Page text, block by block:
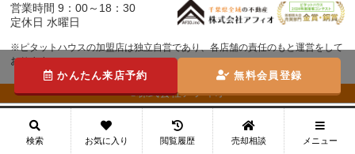
営業時間 9：00～18：30
定休日 水曜日
※ピタットハウスの加盟店は独立自営であり、各店舗の責任のもと運営をして
おります。
©株式会社アフィオ
かんたん来店予約 無料会員登録
検索 お気に入り 閲覧履歴 売却相談 メニュー